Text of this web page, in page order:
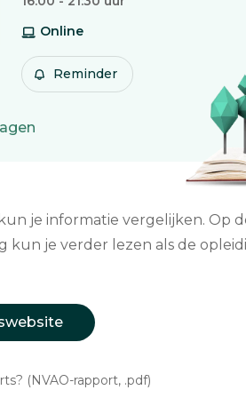
Online
Reminder
je informatie vergelijken. Op
kun je verder lezen als de
(NVAO-rapport, .pdf)